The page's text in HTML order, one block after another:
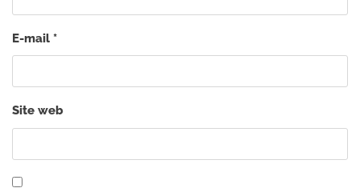
E-mail *
Site web